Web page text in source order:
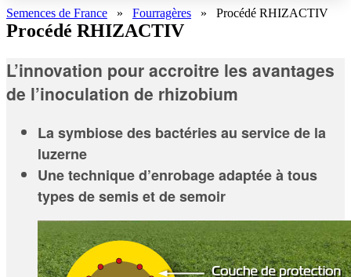
Semences de France » Fourragères » Procédé RHIZACTIV
Procédé RHIZACTIV
L’innovation pour accroitre les avantages
de l’inoculation de rhizobium
La symbiose des bactéries au service de la
luzerne
Une technique d’enrobage adaptée à tous
types de semis et de semoir